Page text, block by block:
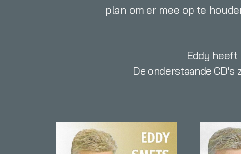
plan om er mee op te
Eddy heeft
De onderstaande